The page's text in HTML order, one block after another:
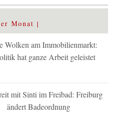
Monat
Wolken am Immobilienmarkt:
hat ganze Arbeit geleistet
mit Sinti im Freibad: Freiburg
ändert Badeordnung